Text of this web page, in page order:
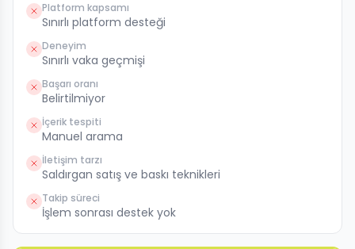
Platform kapsamı
Sınırlı platform desteği
Deneyim
Sınırlı vaka geçmişi
Başarı oranı
Belirtilmiyor
İçerik tespiti
Manuel arama
İletişim tarzı
Saldırgan satış ve baskı teknikleri
Takip süreci
İşlem sonrası destek yok